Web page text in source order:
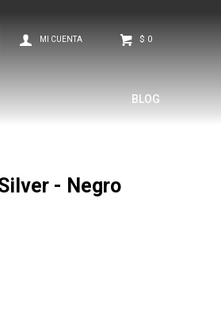
BLOG
$ 0
- Negro